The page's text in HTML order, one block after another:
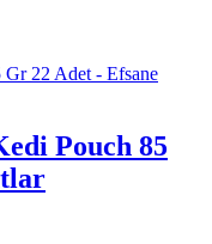
Pouch 85